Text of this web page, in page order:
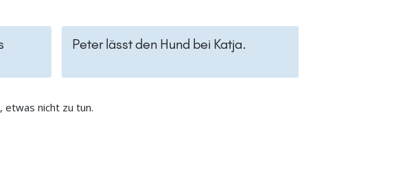
Peter lässt den Hund bei Katja.
nicht zu tun.